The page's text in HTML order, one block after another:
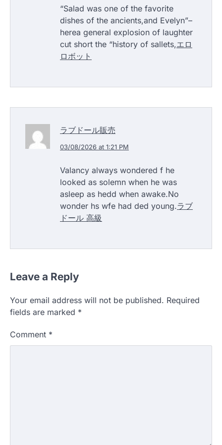
“Salad was one of the favorite
dishes of the ancients,and Evelyn”–
herea general explosion of laughter
cut short the “history of sallets,エロ
ロボット
ラブドール販売
03/08/2026 at 1:21 PM
Valancy always wondered f he
looked as solemn when he was
asleep as hedd when awake.No
wonder hs wfe had ded young.ラブ
ドール 高級
Leave a Reply
Your email address will not be published. Required
fields are marked *
Comment *